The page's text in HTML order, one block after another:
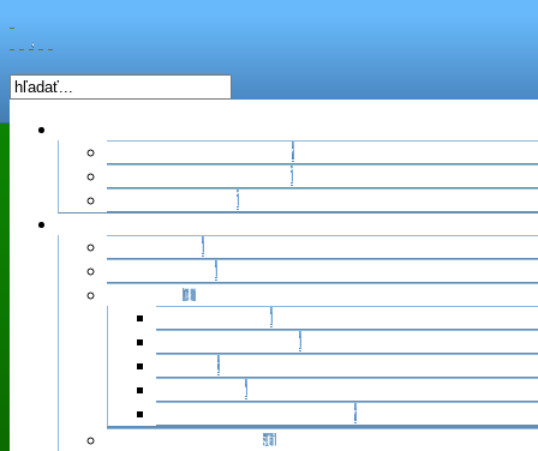
Prihlasovanie na zájazdy
Vývesné miesta podujatí
Fotografie z akcií
Znaky klubu
Stanovy klubu
Vybor KST
Predseda klubu
Podpredseda klubu
Metodik
Organizácia
Hospodár, správca stránky
Vyhodnotenie činnosti